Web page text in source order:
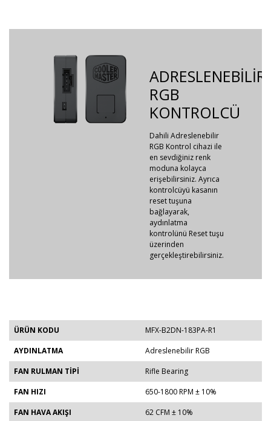
ADRESLENEBİLİR
RGB
KONTROLCÜ
Dahili Adreslenebilir
RGB Kontrol cihazi ile
en sevdiğiniz renk
moduna kolayca
erişebilirsiniz. Ayrıca
kontrolcüyü kasanın
reset tuşuna
bağlayarak,
aydınlatma
kontrolünü Reset tuşu
üzerinden
gerçekleştirebilirsiniz.
ÜRÜN KODU
MFX-B2DN-183PA-R1
AYDINLATMA
Adreslenebilir RGB
FAN RULMAN TİPİ
Rifle Bearing
FAN HIZI
650-1800 RPM ± 10%
FAN HAVA AKIŞI
62 CFM ± 10%